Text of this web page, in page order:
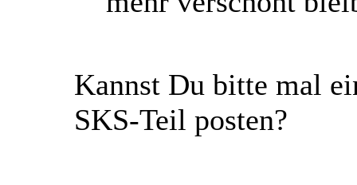
Kannst Du bitte mal
SKS-Teil posten?